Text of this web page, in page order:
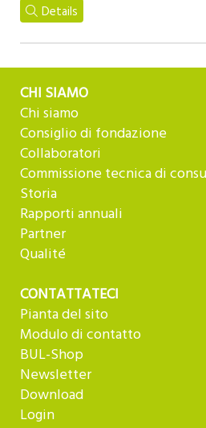
Details
CHI SIAMO
Chi siamo
Consiglio di fondazione
Collaboratori
Commissione tecnica di
Storia
Rapporti annuali
Partner
Qualité
CONTATTATECI
Pianta del sito
Modulo di contatto
BUL-Shop
Newsletter
Download
Login